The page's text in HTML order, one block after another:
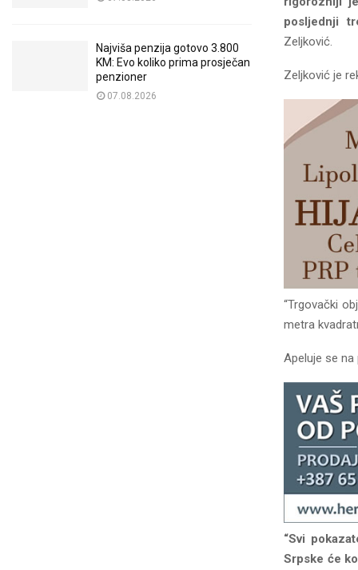
posljednji
Zeljković.
Zeljković je
“Trgovački
metra
Apeluje se
“Svi
Srpske će
Najviša penzija gotovo 3.800
KM: Evo koliko prima prosječan
penzioner
07.08.2026